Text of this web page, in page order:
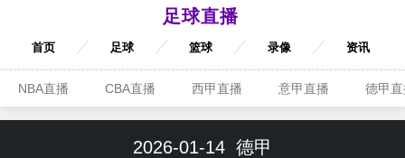
足球直播
首页 足球 篮球 录像 资讯
NBA直播 CBA直播 西甲直播 意甲直播 德甲
2026-01-14 德甲